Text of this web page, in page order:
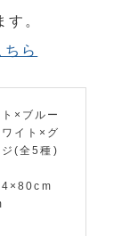
。
ら
×ブルー
イト×グ
ジ(全5種)